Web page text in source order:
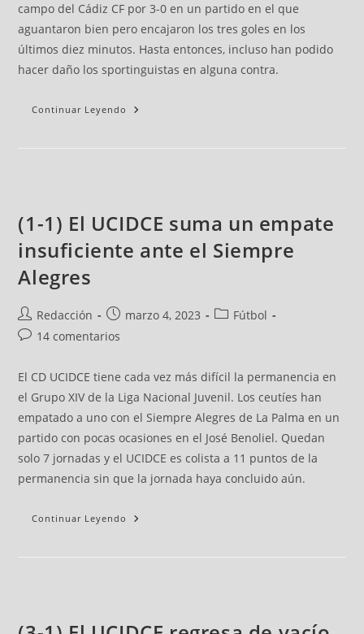
campo del Cádiz CF por 3-0 en un partido en el que
aguantaron bien pero encajaron los tres goles en los
últimos diez minutos. Hasta entonces, incluso han podido
hacer daño los sportinguistas en alguna contra.
Continuar Leyendo
(1-1) El UCIDCE suma un empate
insuficiente ante el Siempre
Alegres
Redacción marzo 4, 2023
Fútbol
14 comentarios
El CD UCIDCE tiene cada vez más difícil la permanencia en
el Grupo XIV de la Liga Nacional Juvenil. Los ceutíes han
empatado a uno con el Siempre Alegres de La Palma en un
partido con pocas ocasiones en el José Benoliel. Quedan
solo 7 jornadas y el UCIDCE es colista a 11 puntos de la
permanencia sin que la jornada haya concluido aún.
Continuar Leyendo